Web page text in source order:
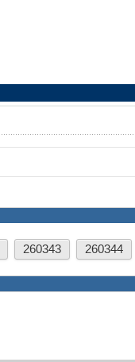
260343 260344